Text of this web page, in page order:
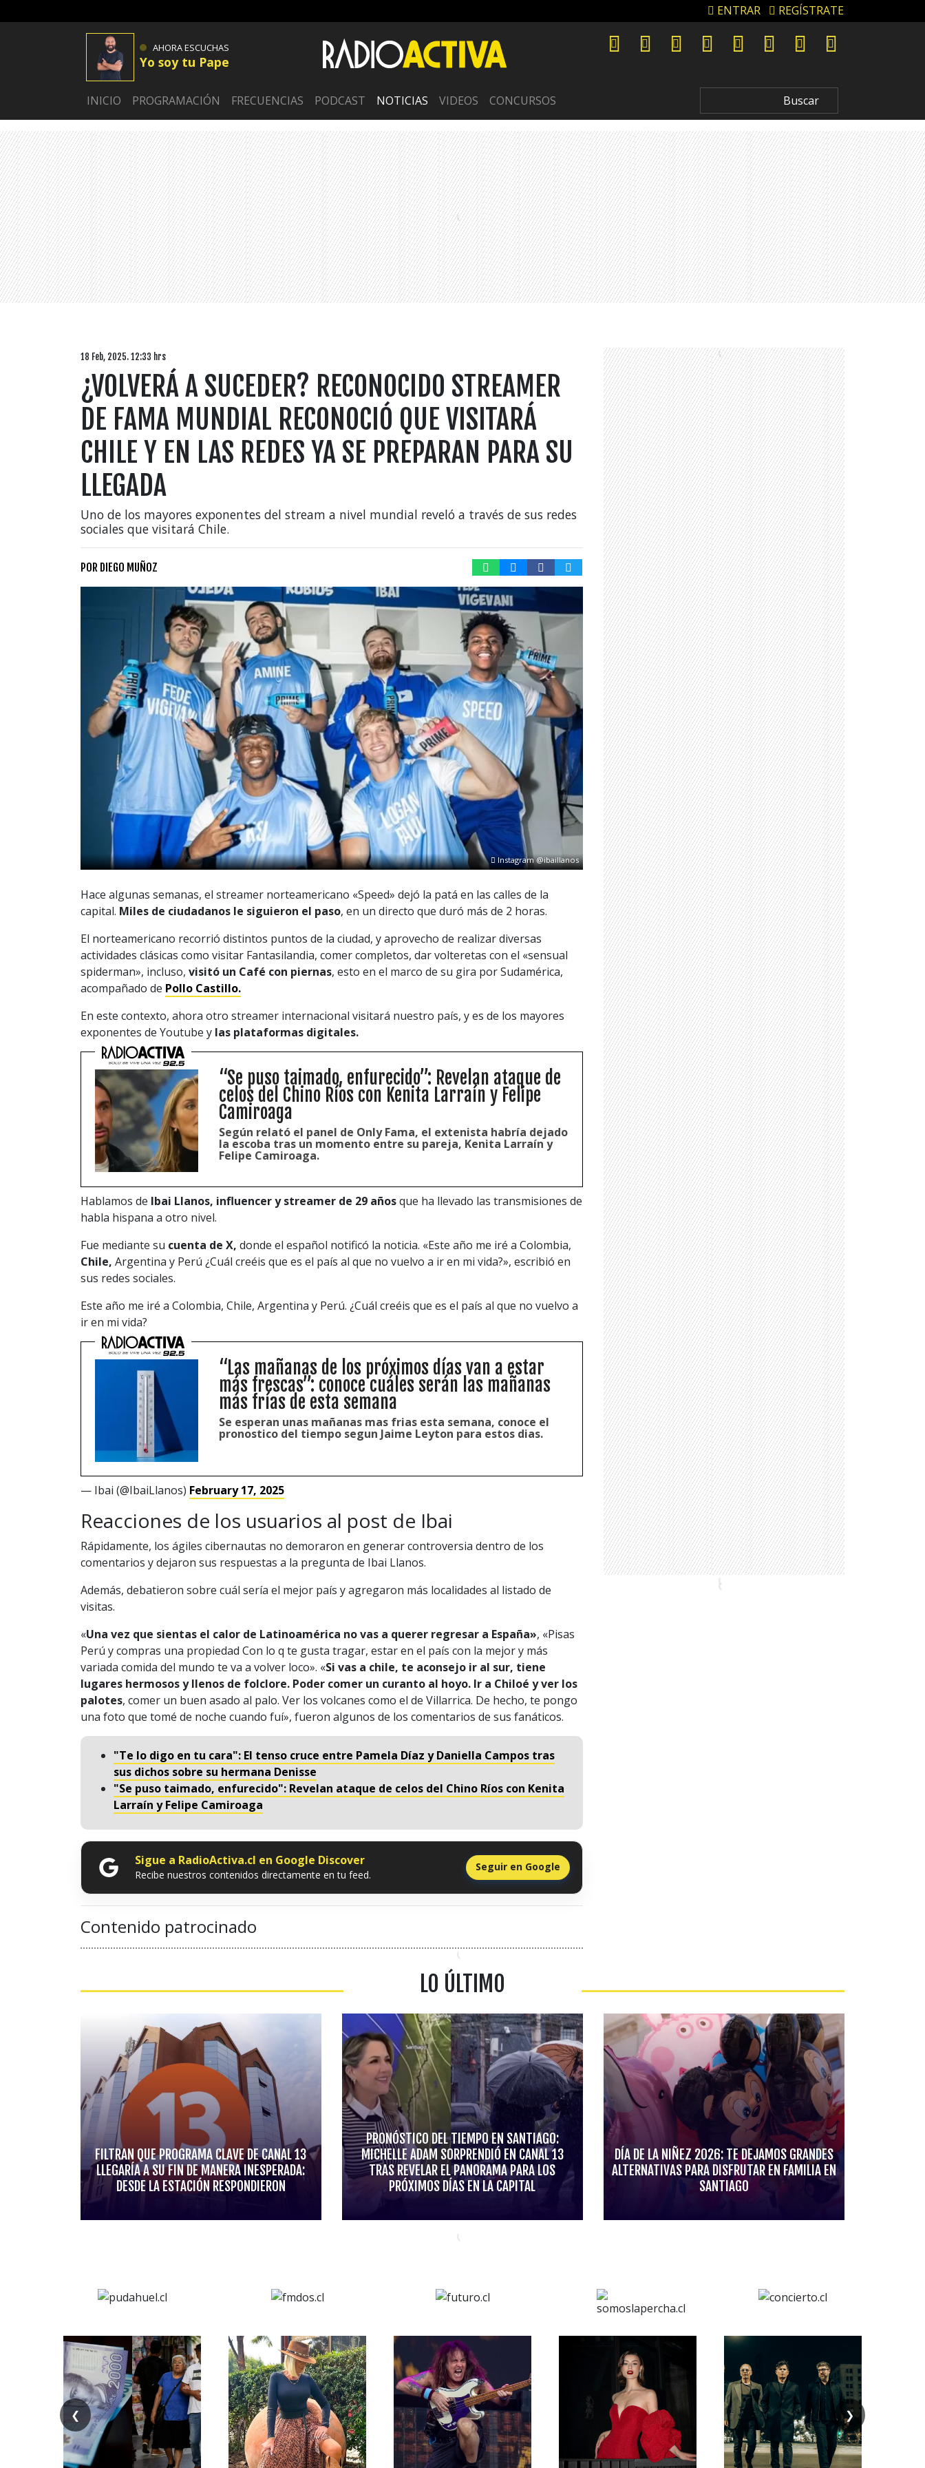
ENTRAR REGÍSTRATE
AHORA ESCUCHAS
Yo soy tu Pape
INICIO PROGRAMACIÓN FRECUENCIAS PODCAST NOTICIAS VIDEOS CONCURSOS
18 Feb, 2025. 12:33 hrs
¿VOLVERÁ A SUCEDER? RECONOCIDO STREAMER
DE FAMA MUNDIAL RECONOCIÓ QUE VISITARÁ
CHILE Y EN LAS REDES YA SE PREPARAN PARA SU
LLEGADA
Uno de los mayores exponentes del stream a nivel mundial reveló a través de sus redes
sociales que visitará Chile.
POR DIEGO MUÑOZ
Instagram @ibaillanos
Hace algunas semanas, el streamer norteamericano «Speed» dejó la patá en las calles de la
capital. Miles de ciudadanos le siguieron el paso, en un directo que duró más de 2 horas.
El norteamericano recorrió distintos puntos de la ciudad, y aprovecho de realizar diversas
actividades clásicas como visitar Fantasilandia, comer completos, dar volteretas con el «sensual
spiderman», incluso, visitó un Café con piernas, esto en el marco de su gira por Sudamérica,
acompañado de Pollo Castillo.
En este contexto, ahora otro streamer internacional visitará nuestro país, y es de los mayores
exponentes de Youtube y las plataformas digitales.
“Se puso taimado, enfurecido”: Revelan ataque de
celos del Chino Ríos con Kenita Larraín y Felipe
Camiroaga
Según relató el panel de Only Fama, el extenista habría dejado
la escoba tras un momento entre su pareja, Kenita Larraín y
Felipe Camiroaga.
Hablamos de Ibai Llanos, influencer y streamer de 29 añosque ha llevado las transmisiones de
habla hispana a otro nivel.
Fue mediante su cuenta de X, donde el español notificó la noticia. «Este año me iré a Colombia,
Chile, Argentina y Perú ¿Cuál creéis que es el país al que no vuelvo a ir en mi vida?», escribió en
sus redes sociales.
Este año me iré a Colombia, Chile, Argentina y Perú. ¿Cuál creéis que es el país al que no vuelvo a
ir en mi vida?
“Las mañanas de los próximos días van a estar
más frescas”: conoce cuáles serán las mañanas
más frías de esta semana
Se esperan unas mañanas mas frias esta semana, conoce el
pronostico del tiempo segun Jaime Leyton para estos dias.
— Ibai (@IbaiLlanos) February 17, 2025
Reacciones de los usuarios al post de Ibai
Rápidamente, los ágiles cibernautas no demoraron en generar controversia dentro de los
comentarios y dejaron sus respuestas a la pregunta de Ibai Llanos.
Además, debatieron sobre cuál sería el mejor país y agregaron más localidades al listado de
visitas.
«Una vez que sientas el calor de Latinoamérica no vas a querer regresar a España», «Pisas
Perú y compras una propiedad Con lo q te gusta tragar, estar en el país con la mejor y más
variada comida del mundo te va a volver loco». «Si vas a chile, te aconsejo ir al sur, tiene
lugares hermosos y llenos de folclore. Poder comer un curanto al hoyo. Ir a Chiloé y ver los
palotes, comer un buen asado al palo. Ver los volcanes como el de Villarrica. De hecho, te pongo
una foto que tomé de noche cuando fuí», fueron algunos de los comentarios de sus fanáticos.
"Te lo digo en tu cara": El tenso cruce entre Pamela Díaz y Daniella Campos tras
sus dichos sobre su hermana Denisse
"Se puso taimado, enfurecido": Revelan ataque de celos del Chino Ríos con Kenita
Larraín y Felipe Camiroaga
Sigue a RadioActiva.cl en Google Discover
Recibe nuestros contenidos directamente en tu feed.
Seguir en Google
Contenido patrocinado
LO ÚLTIMO
FILTRAN QUE PROGRAMA CLAVE DE CANAL 13
LLEGARÍA A SU FIN DE MANERA INESPERADA:
DESDE LA ESTACIÓN RESPONDIERON
PRONÓSTICO DEL TIEMPO EN SANTIAGO:
MICHELLE ADAM SORPRENDIÓ EN CANAL 13
TRAS REVELAR EL PANORAMA PARA LOS
PRÓXIMOS DÍAS EN LA CAPITAL
DÍA DE LA NIÑEZ 2026: TE DEJAMOS GRANDES
ALTERNATIVAS PARA DISFRUTAR EN FAMILIA EN
SANTIAGO
❮ ❯